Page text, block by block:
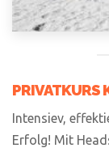
PRIVATKURS
Intensiev,
Erfolg! Mit